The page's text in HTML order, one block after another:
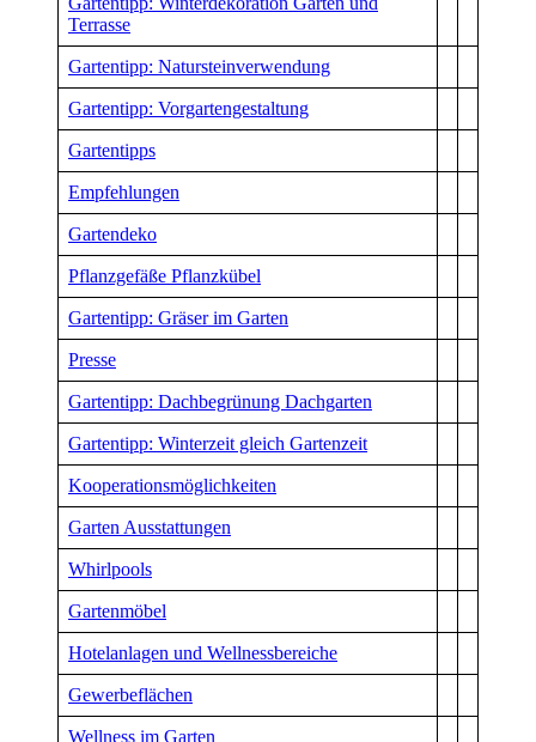
Terrasse
Gartentipp: Natursteinverwendung
Gartentipp: Vorgartengestaltung
Gartentipps
Empfehlungen
Gartendeko
Pflanzgefäße Pflanzkübel
Gartentipp: Gräser im Garten
Presse
Gartentipp: Dachbegrünung Dachgarten
Gartentipp: Winterzeit gleich Gartenzeit
Kooperationsmöglichkeiten
Garten Ausstattungen
Whirlpools
Gartenmöbel
Hotelanlagen und Wellnessbereiche
Gewerbeflächen
Wellness im Garten